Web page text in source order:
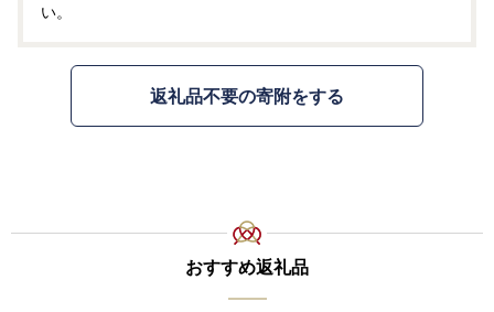
い。
返礼品不要の寄附をする
おすすめ返礼品